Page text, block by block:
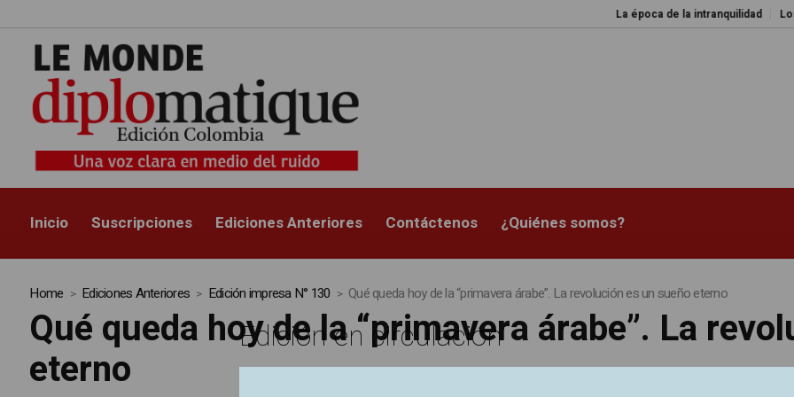
La época de la intranquilidad Los
Inicio Suscripciones Ediciones Anteriores Contáctenos ¿Quiénes somos?
Home Ediciones Anteriores Edición impresa N° 130 Qué queda hoy de la “primavera árabe”. La revolución es un sueño eterno
Qué queda hoy de la “primavera árabe”. La
eterno
Edición en circulación